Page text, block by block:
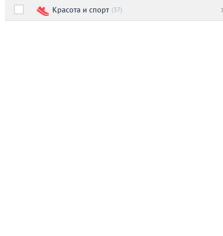
Красота и спорт (37)